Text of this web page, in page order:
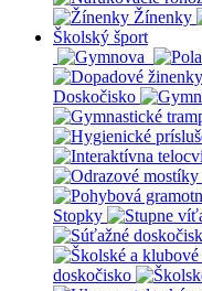
Žínenky
Školský šport
Doskočisko
Stopky
doskočisko